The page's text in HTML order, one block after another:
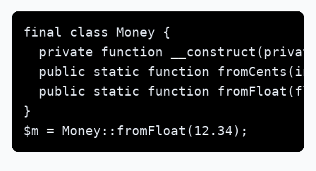
final class Money {
private function
public static function
public static function
}
$m = Money::fromFloat(12.34);